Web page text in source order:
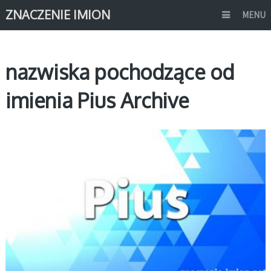
ZNACZENIE IMION MENU
nazwiska pochodzące od
imienia Pius Archive